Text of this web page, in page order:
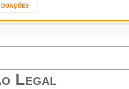
doações
Legal